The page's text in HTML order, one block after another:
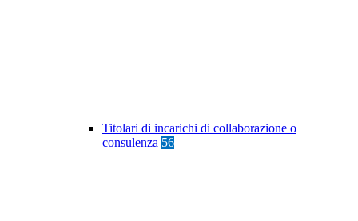
Titolari di incarichi di collaborazione o
consulenza 56